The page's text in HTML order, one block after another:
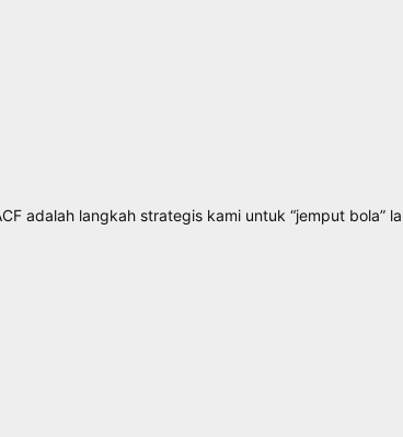
adalah langkah strategis kami untuk “jemput bola”